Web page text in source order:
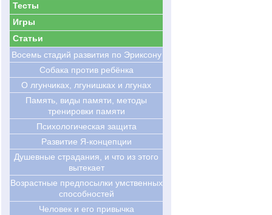
Тесты
Игры
Статьи
Восемь стадий развития по Эриксону
Cобака против ребёнка
О лгунчиках, лгунишках и лгунах
Память, виды памяти, методы
тренировки памяти
Психологическая защита
Развитие Я-концепции
Душевные страдания, и что из этого
вытекает
Возрастные предпосылки умственных
способностей
Человек и его привычка